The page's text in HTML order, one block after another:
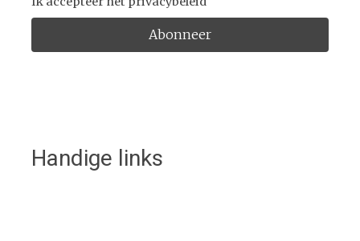
Handige links